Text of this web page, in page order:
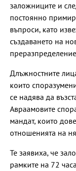
заложниците и
постоянно
въпроси, като
създаването на
Длъжностните
които
се надява да
Авраамовите
мандат, които
отношенията на
Те заявиха, че
рамките на 72